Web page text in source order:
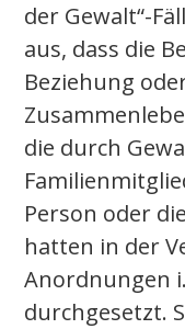
der Gewalt“-
aus, dass die
Beziehung
die durch
Person oder
hatten in der
Anordnungen
durchgesetzt.